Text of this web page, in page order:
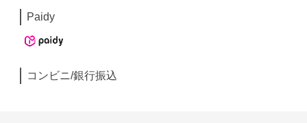
Paidy
コンビニ/銀行振込